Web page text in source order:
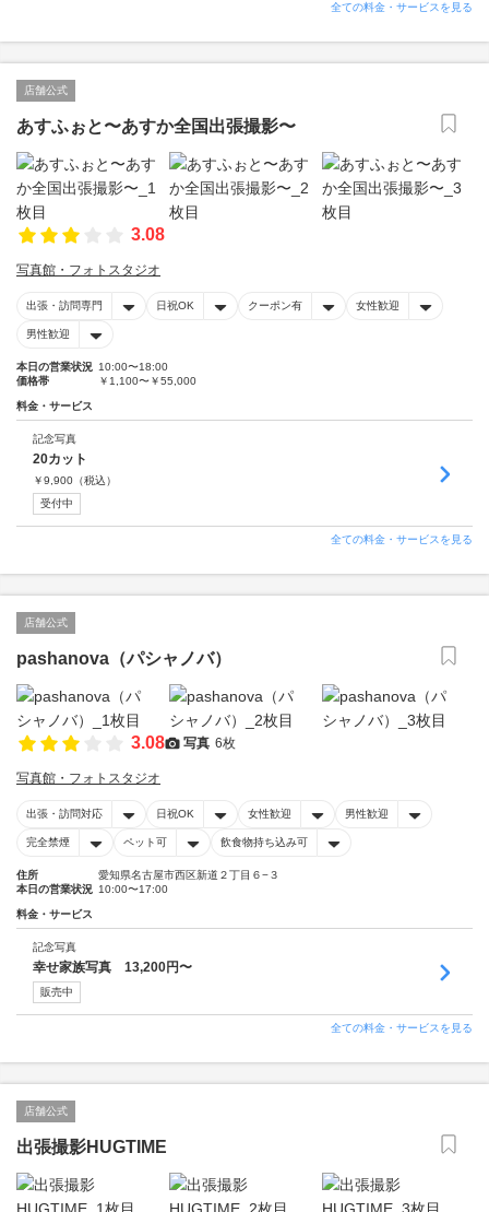
全ての料金・サービスを見る
店舗公式
あすふぉと〜あすか全国出張撮影〜
3.08
写真館・フォトスタジオ
出張・訪問専門 日祝OK クーポン有 女性歓迎
男性歓迎
本日の営業状況 10:00〜18:00
価格帯
￥1,100〜￥55,000
料金・サービス
記念写真
20カット
￥9,900 （税込）
受付中
全ての料金・サービスを見る
店舗公式
pashanova（パシャノバ）
3.08 写真 6枚
写真館・フォトスタジオ
出張・訪問対応 日祝OK 女性歓迎 男性歓迎
完全禁煙 ペット可 飲食物持ち込み可
住所
愛知県名古屋市西区新道２丁目６−３
本日の営業状況 10:00〜17:00
料金・サービス
記念写真
幸せ家族写真 13,200円〜
販売中
全ての料金・サービスを見る
店舗公式
出張撮影HUGTIME